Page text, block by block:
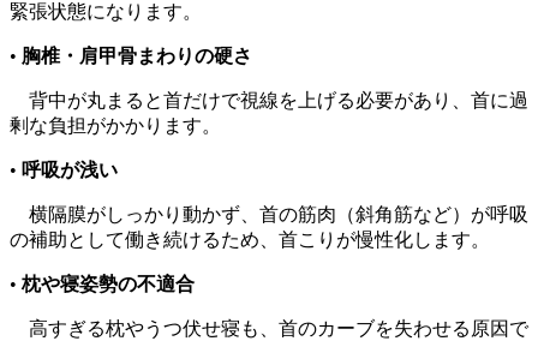
緊張状態になります。
• 胸椎・肩甲骨まわりの硬さ
背中が丸まると首だけで視線を上げる必要があり、首に過
剰な負担がかかります。
• 呼吸が浅い
横隔膜がしっかり動かず、首の筋肉（斜角筋など）が呼吸
の補助として働き続けるため、首こりが慢性化します。
• 枕や寝姿勢の不適合
高すぎる枕やうつ伏せ寝も、首のカーブを失わせる原因で